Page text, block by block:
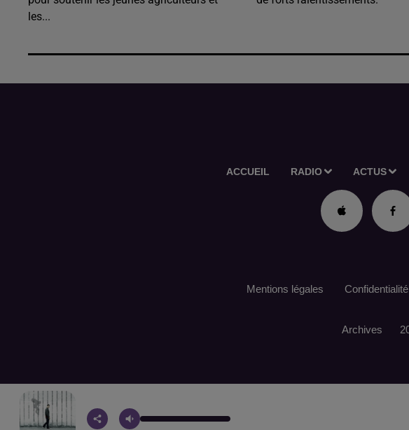
les...
ACCUEIL RADIO ACTUS
Mentions légales Confidentialité
Archives